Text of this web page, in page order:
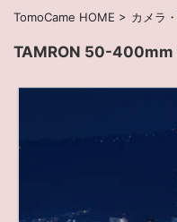
TomoCame HOME > カメラ
TAMRON 50-400mm